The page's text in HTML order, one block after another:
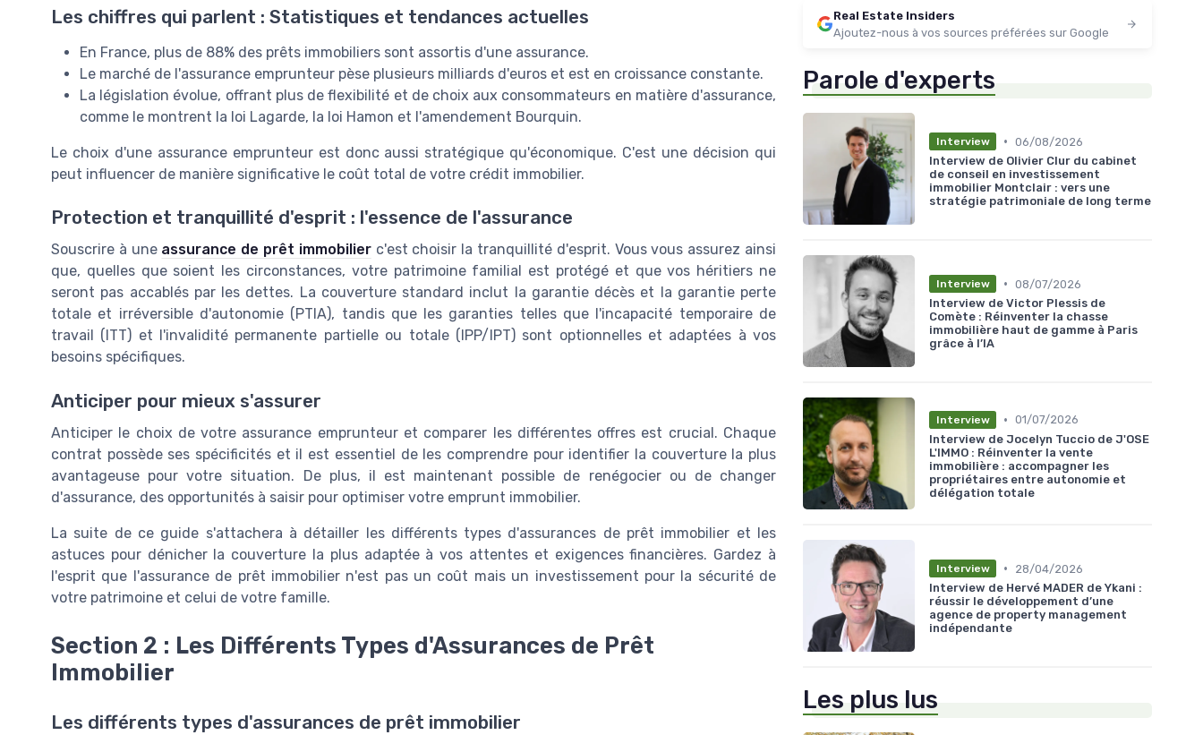
Les chiffres qui parlent : Statistiques et tendances actuelles
En France, plus de 88% des prêts immobiliers sont assortis d'une assurance.
Le marché de l'assurance emprunteur pèse plusieurs milliards d'euros et est en croissance constante.
La législation évolue, offrant plus de flexibilité et de choix aux consommateurs en matière d'assurance,
comme le montrent la loi Lagarde, la loi Hamon et l'amendement Bourquin.
Le choix d'une assurance emprunteur est donc aussi stratégique qu'économique. C'est une décision qui
peut influencer de manière significative le coût total de votre crédit immobilier.
Protection et tranquillité d'esprit : l'essence de l'assurance
Souscrire à une assurance de prêt immobilierc'est choisir la tranquillité d'esprit. Vous vous assurez ainsi
que, quelles que soient les circonstances, votre patrimoine familial est protégé et que vos héritiers ne
seront pas accablés par les dettes. La couverture standard inclut la garantie décès et la garantie perte
totale et irréversible d'autonomie (PTIA), tandis que les garanties telles que l'incapacité temporaire de
travail (ITT) et l'invalidité permanente partielle ou totale (IPP/IPT) sont optionnelles et adaptées à vos
besoins spécifiques.
Anticiper pour mieux s'assurer
Anticiper le choix de votre assurance emprunteur et comparer les différentes offres est crucial. Chaque
contrat possède ses spécificités et il est essentiel de les comprendre pour identifier la couverture la plus
avantageuse pour votre situation. De plus, il est maintenant possible de renégocier ou de changer
d'assurance, des opportunités à saisir pour optimiser votre emprunt immobilier.
La suite de ce guide s'attachera à détailler les différents types d'assurances de prêt immobilier et les
astuces pour dénicher la couverture la plus adaptée à vos attentes et exigences financières. Gardez à
l'esprit que l'assurance de prêt immobilier n'est pas un coût mais un investissement pour la sécurité de
votre patrimoine et celui de votre famille.
Section 2 : Les Différents Types d'Assurances de Prêt
Immobilier
Les différents types d'assurances de prêt immobilier
Real Estate Insiders
Ajoutez-nous à vos sources préférées sur Google
Parole d'experts
Interview • 06/08/2026
Interview de Olivier Clur du cabinet
de conseil en investissement
immobilier Montclair : vers une
stratégie patrimoniale de long terme
Interview • 08/07/2026
Interview de Victor Plessis de
Comète : Réinventer la chasse
immobilière haut de gamme à Paris
grâce à l’IA
Interview • 01/07/2026
Interview de Jocelyn Tuccio de J'OSE
L'IMMO : Réinventer la vente
immobilière : accompagner les
propriétaires entre autonomie et
délégation totale
Interview •
28/04/2026
Interview de Hervé MADER de Ykani :
réussir le développement d’une
agence de property management
indépendante
Les plus lus